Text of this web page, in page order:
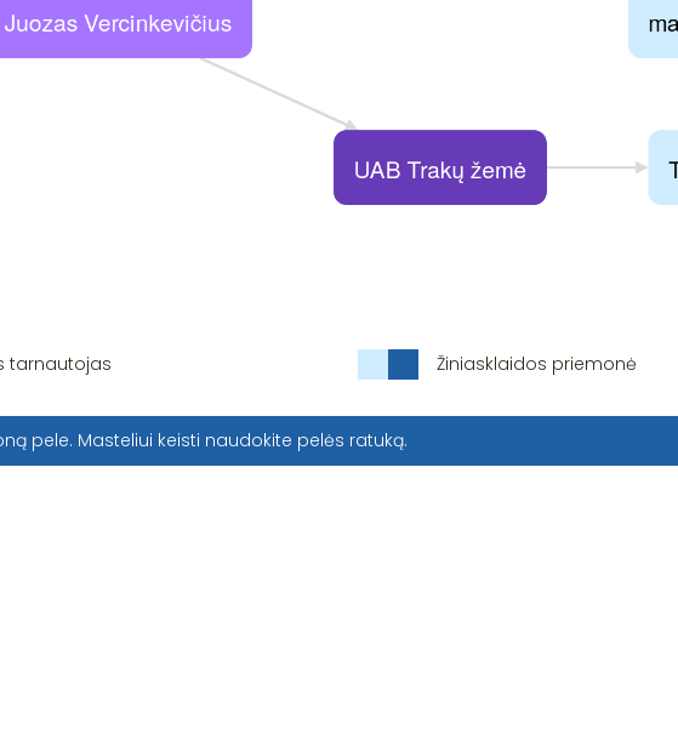
tarnautojas Žiniasklaidos priemonė
pele. Masteliui keisti naudokite pelės ratuką.